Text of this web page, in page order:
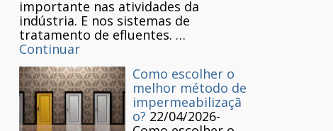
importante nas atividades da
indústria. E nos sistemas de
tratamento de efluentes. …
Continuar
Como escolher o
melhor método de
impermeabilizaçã
o? 22/04/2026-